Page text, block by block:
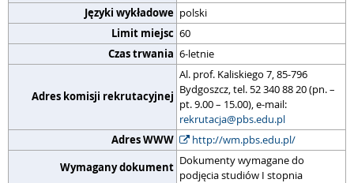
Języki wykładowe polski
Limit miejsc 60
Czas trwania 6-letnie
Adres komisji rekrutacyjnej
Al. prof. Kaliskiego 7, 85-796
Bydgoszcz, tel. 52 340 88 20 (pn. –
pt. 9.00 – 15.00), e-mail:
rekrutacja@pbs.edu.pl
Adres WWW
http://wm.pbs.edu.pl/
Wymagany dokument Dokumenty wymagane do
podjęcia studiów I stopnia